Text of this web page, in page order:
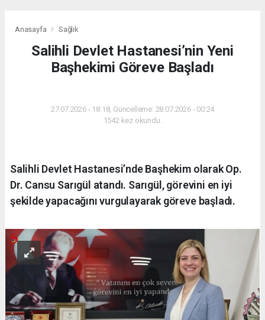
Anasayfa Sağlık
Salihli Devlet Hastanesi’nin Yeni
Başhekimi Göreve Başladı
27.07.2026 - 18:18, Güncelleme: 28.07.2026 - 00:24
1542 kez okundu.
Salihli Devlet Hastanesi’nde Başhekim olarak Op.
Dr. Cansu Sarıgül atandı. Sarıgül, görevini en iyi
şekilde yapacağını vurgulayarak göreve başladı.